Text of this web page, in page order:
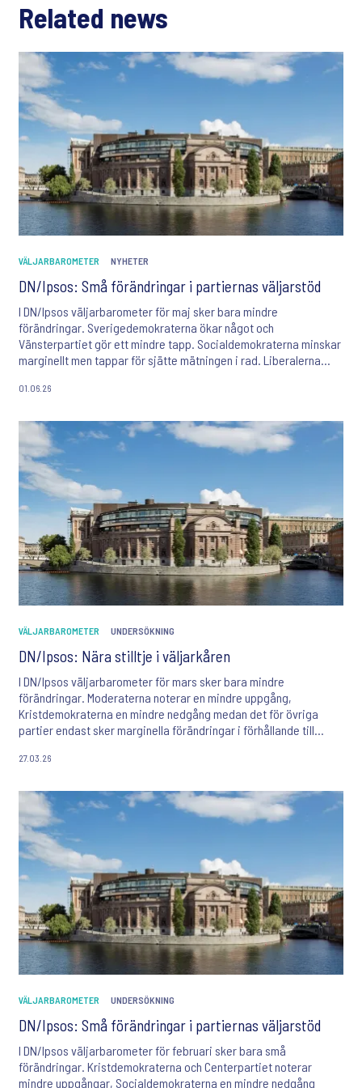
Related news
VÄLJARBAROMETER NYHETER
DN/Ipsos: Små förändringar i partiernas väljarstöd
I DN/Ipsos väljarbarometer för maj sker bara mindre
förändringar. Sverigedemokraterna ökar något och
Vänsterpartiet gör ett mindre tapp. Socialdemokraterna minskar
marginellt men tappar för sjätte mätningen i rad. Liberalerna
minskar. Allt färre tycker att utvecklingen går åt fel håll.
01.06.26
VÄLJARBAROMETER UNDERSÖKNING
DN/Ipsos: Nära stilltje i väljarkåren
I DN/Ipsos väljarbarometer för mars sker bara mindre
förändringar. Moderaterna noterar en mindre uppgång,
Kristdemokraterna en mindre nedgång medan det för övriga
partier endast sker marginella förändringar i förhållande till
27.03.26
VÄLJARBAROMETER UNDERSÖKNING
DN/Ipsos: Små förändringar i partiernas väljarstöd
I DN/Ipsos väljarbarometer för februari sker bara små
förändringar. Kristdemokraterna och Centerpartiet noterar
mindre uppgångar, Socialdemokraterna en mindre nedgång